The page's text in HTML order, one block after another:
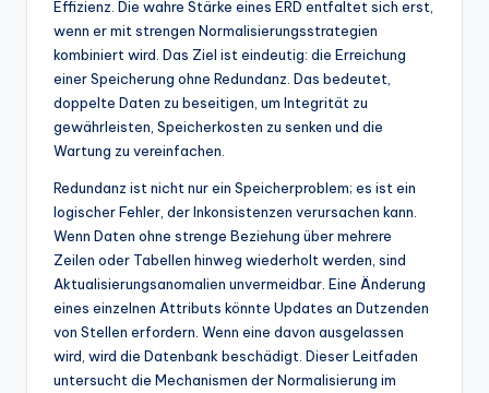
&
S
o
ft
w
In
d
Effizienz. Die wahre Stärke eines ERD entfaltet sich erst,
wenn er mit strengen Normalisierungsstrategien
kombiniert wird. Das Ziel ist eindeutig: die Erreichung
einer Speicherung ohne Redundanz. Das bedeutet,
doppelte Daten zu beseitigen, um Integrität zu
gewährleisten, Speicherkosten zu senken und die
Wartung zu vereinfachen.
Redundanz ist nicht nur ein Speicherproblem; es ist ein
logischer Fehler, der Inkonsistenzen verursachen kann.
Wenn Daten ohne strenge Beziehung über mehrere
Zeilen oder Tabellen hinweg wiederholt werden, sind
Aktualisierungsanomalien unvermeidbar. Eine Änderung
eines einzelnen Attributs könnte Updates an Dutzenden
von Stellen erfordern. Wenn eine davon ausgelassen
wird, wird die Datenbank beschädigt. Dieser Leitfaden
untersucht die Mechanismen der Normalisierung im